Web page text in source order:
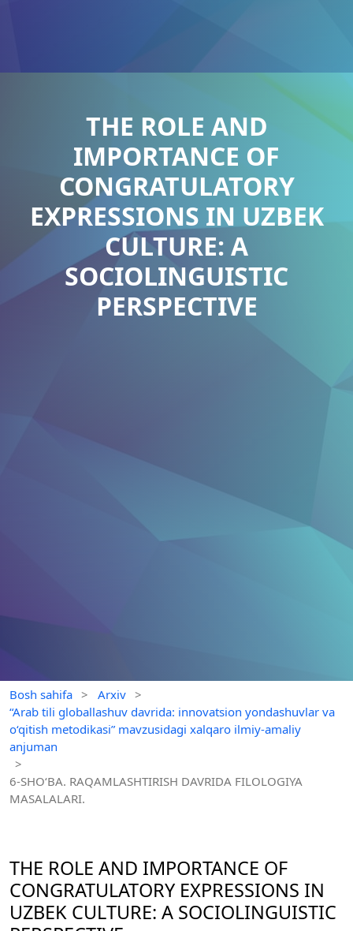
THE ROLE AND
IMPORTANCE OF
CONGRATULATORY
EXPRESSIONS IN UZBEK
CULTURE: A
SOCIOLINGUISTIC
PERSPECTIVE
Bosh sahifa > Arxiv >
“Arab tili globallashuv davrida: innovatsion yondashuvlar va
o‘qitish metodikasi” mavzusidagi xalqaro ilmiy-amaliy
anjuman
>
6-SHO‘BA. RAQAMLASHTIRISH DAVRIDA FILOLOGIYA
MASALALARI.
THE ROLE AND IMPORTANCE OF
CONGRATULATORY EXPRESSIONS IN
UZBEK CULTURE: A SOCIOLINGUISTIC